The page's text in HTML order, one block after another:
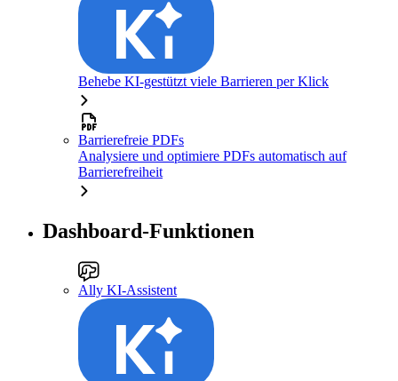
Behebe KI-gestützt viele Barrieren per Klick
Barrierefreie PDFs
Analysiere und optimiere PDFs automatisch auf
Barrierefreiheit
Dashboard-Funktionen
Ally KI-Assistent